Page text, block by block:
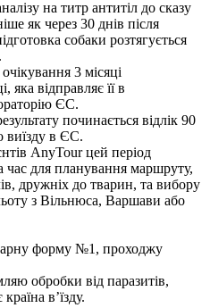
на титр антитіл до сказу
як через 30 днів після
собаки розтягується
3 місяці
яка відправляє її в
ЄС.
починається відлік 90
виїзду в ЄС.
AnyTour цей період
час для планування маршруту,
дружніх до тварин, та вибору
з Вільнюса, Варшави або
форму №1, проходжу
обробки від паразитів,
в’їзду.